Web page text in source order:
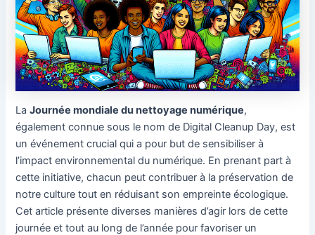
LaJournée mondiale du nettoyage numérique,
également connue sous le nom de Digital Cleanup Day, est
un événement crucial qui a pour but de sensibiliser à
l’impact environnemental du numérique. En prenant part à
cette initiative, chacun peut contribuer à la préservation de
notre culture tout en réduisant son empreinte écologique.
Cet article présente diverses manières d’agir lors de cette
journée et tout au long de l’année pour favoriser un